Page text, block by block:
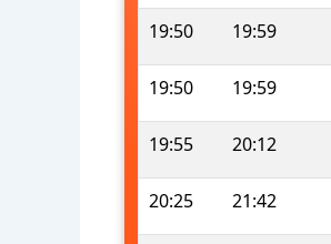
19:50 19:59
19:50 19:59
19:55 20:12
20:25 21:42